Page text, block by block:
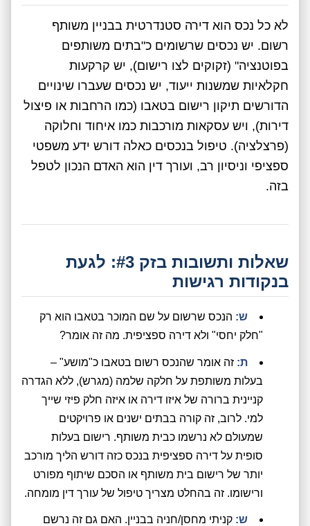
לא כל נכס הוא דירה סטנדרטית בבניין משותף
רשום. יש נכסים שרשומים כ"בתים משותפים
בפוטנציה" (זקוקים לצו רישום), יש קרקעות
חקלאיות שמשנות ייעוד, יש נכסים שעברו שינויים
הדורשים תיקון רישום בטאבו (כמו הרחבות או פיצול
דירות), ויש עסקאות מורכבות כמו איחוד וחלוקה
(פרצלציה). טיפול בנכסים כאלה דורש ידע משפטי
ספציפי וניסיון רב, ועורך דין הוא האדם הנכון לטפל
בזה.
שאלות ותשובות בזק #3: לגעת
בנקודות רגישות
ש: הנכס שרשום על שם המוכר בטאבו הוא רק
"חלק יחסי" ולא דירה ספציפית. מה זה אומר?
ת: זה אומר שהנכס רשום בטאבו כ"מושע" –
בעלות משותפת על חלקה שלמה (מגרש), ללא הגדרה
קניינית ברורה של איזו דירה או איזה חלק פיזי שייך
למי. לרוב, זה קורה בבתים ישנים או פרויקטים
שמעולם לא נרשמו כבית משותף. רישום בעלות
סופית על דירה ספציפית בנכס כזה דורש הליך מורכב
יותר של רישום בית משותף או הסכם שיתוף מפורט
ורישומו. זה בהחלט מצריך טיפול של עורך דין מומחה.
ש: קניתי מחסן/חניה בבניין. האם גם זה נרשם